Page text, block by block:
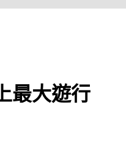
最大遊行